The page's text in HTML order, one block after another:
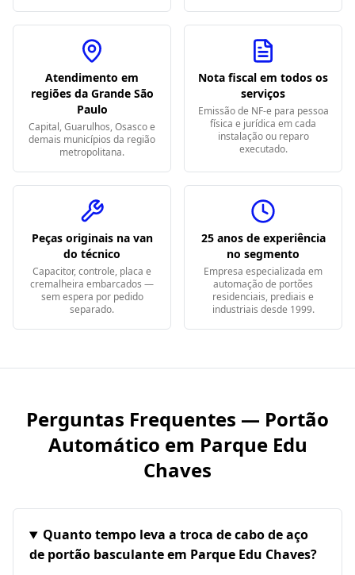
Atendimento em
regiões da Grande São
Paulo
Capital, Guarulhos, Osasco e
demais municípios da região
metropolitana.
Nota fiscal em todos os
serviços
Emissão de NF-e para pessoa
física e jurídica em cada
instalação ou reparo
executado.
Peças originais na van
do técnico
Capacitor, controle, placa e
cremalheira embarcados —
sem espera por pedido
separado.
25 anos de experiência
no segmento
Empresa especializada em
automação de portões
residenciais, prediais e
industriais desde 1999.
Perguntas Frequentes — Portão
Automático em Parque Edu
Chaves
Quanto tempo leva a troca de cabo de aço
de portão basculante em Parque Edu Chaves?